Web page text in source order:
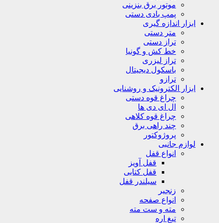
موتور برق بنزینی
پمپ بادی دستی
ابزار اندازه گیری
متر دستی
تراز دستی
خط کش و گونیا
تراز لیزری
باسکول دیجیتال
ترازو
ابزار الکترونیک و روشنایی
چراغ قوه دستی
ال ای دی ها
چراغ قوه کلاهی
چند راهی برق
پروژوکتور
لوازم جانبی
انواع قفل
قفل آویز
قفل کتابی
سیلندر قفل
زنجیر
انواع صفحه
مته و ست مته
تیغ اره